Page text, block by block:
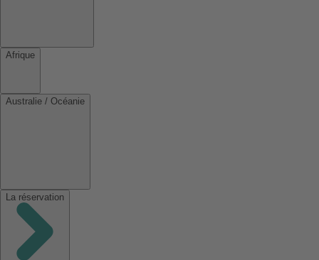
Afrique
Australie / Océanie
La réservation